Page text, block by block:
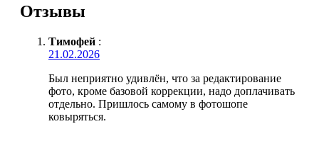
Отзывы
Тимофей :
21.02.2026
Был неприятно удивлён, что за редактирование
фото, кроме базовой коррекции, надо доплачивать
отдельно. Пришлось самому в фотошопе
ковыряться.